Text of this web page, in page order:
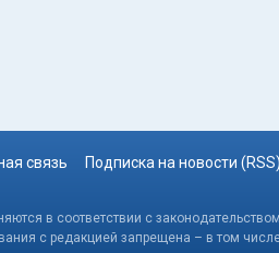
связь Подписка на новости (RSS)
в соответствии с
с редакцией запрещена – в том